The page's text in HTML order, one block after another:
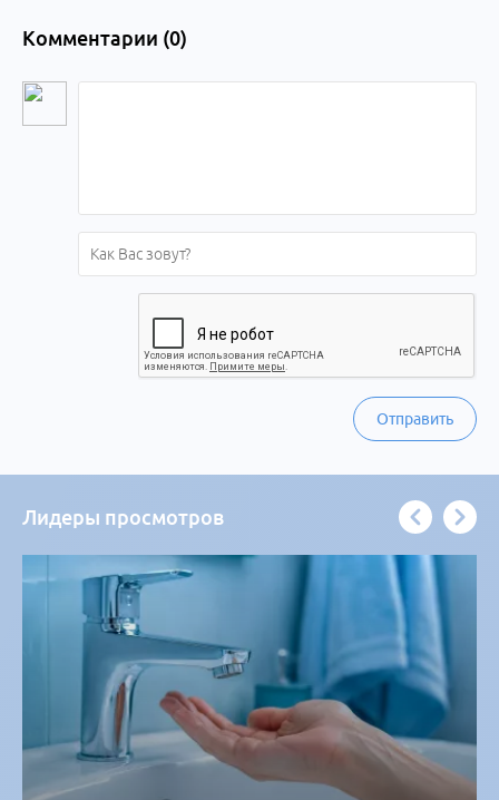
Комментарии (0)
Отправить
Лидеры просмотров